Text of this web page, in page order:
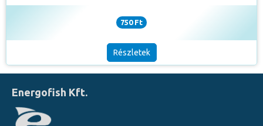
750 Ft
Részletek
Energofish Kft.